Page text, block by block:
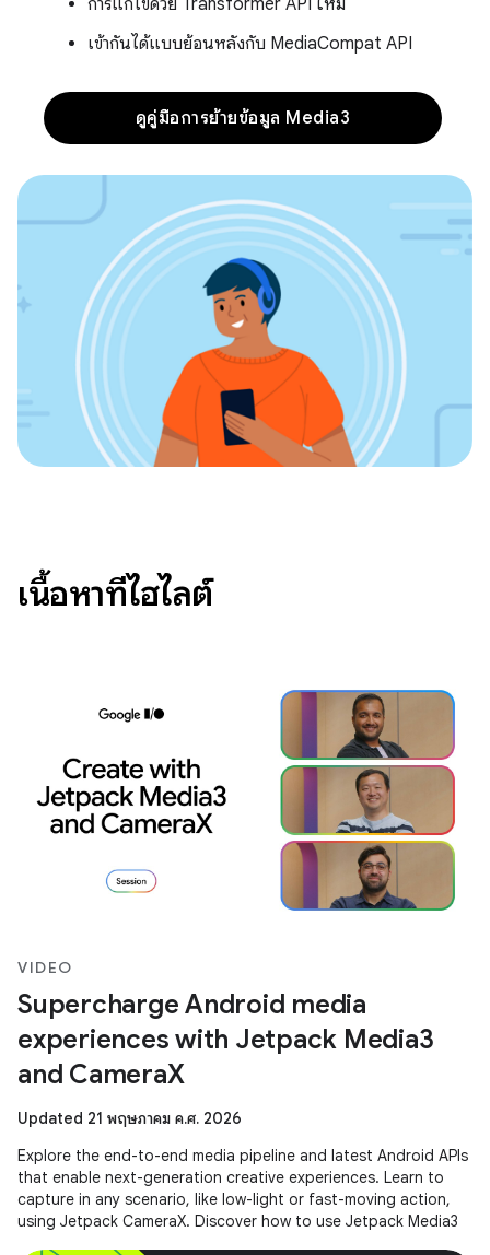
เข้ากันได้แบบย้อนหลังกับ MediaCompat API
ดูคู่มือการย้ายข้อมูล Media3
เนื้อหาที่ไฮไลต์
VIDEO
Supercharge Android media
experiences with Jetpack Media3
and CameraX
Updated 21 พฤษภาคม ค.ศ. 2026
Explore the end-to-end media pipeline and latest Android APIs
that enable next-generation creative experiences. Learn to
capture in any scenario, like low-light or fast-moving action,
using Jetpack CameraX. Discover how to use Jetpack Media3